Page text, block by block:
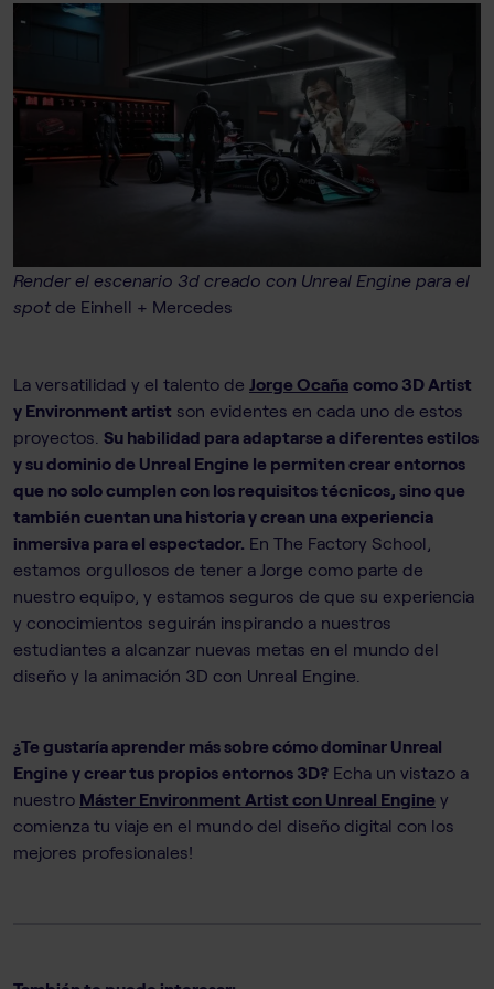
Render el escenario 3d creado con Unreal Engine para el
spot de Einhell + Mercedes
La versatilidad y el talento de Jorge Ocaña como 3D Artist
y Environment artist son evidentes en cada uno de estos
proyectos. Su habilidad para adaptarse a diferentes estilos
y su dominio de Unreal Engine le permiten crear entornos
que no solo cumplen con los requisitos técnicos, sino que
también cuentan una historia y crean una experiencia
inmersiva para el espectador. En The Factory School,
estamos orgullosos de tener a Jorge como parte de
nuestro equipo, y estamos seguros de que su experiencia
y conocimientos seguirán inspirando a nuestros
estudiantes a alcanzar nuevas metas en el mundo del
diseño y la animación 3D con Unreal Engine.
¿Te gustaría aprender más sobre cómo dominar Unreal
Engine y crear tus propios entornos 3D? Echa un vistazo a
nuestro Máster Environment Artist con Unreal Engine y
comienza tu viaje en el mundo del diseño digital con los
mejores profesionales!